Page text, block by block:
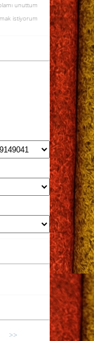
unuttum
istiyorum
>>